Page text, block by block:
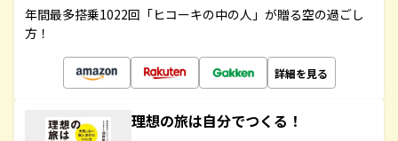
年間最多搭乗1022回「ヒコーキの中の人」が贈る空の過ごし
方！
詳細を見る
理想の旅は自分でつくる！